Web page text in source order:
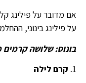
אם מדובר על פילינג
על פילינג בינוני,
בונוס: שלושה קרמים
1. קרם לילה